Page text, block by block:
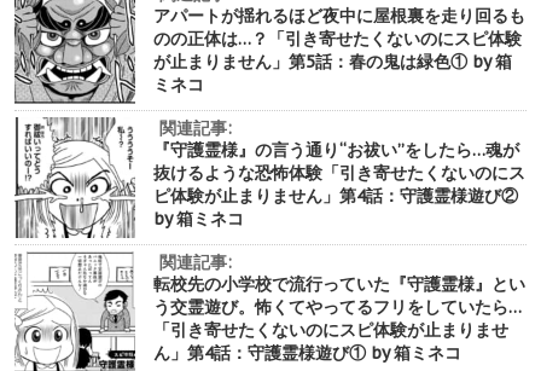
アパートが揺れるほど夜中に屋根裏を走り回るも
のの正体は…？「引き寄せたくないのにスピ体験
が止まりません」第5話：春の鬼は緑色① by 箱
ミネコ
関連記事:
『守護霊様』の言う通り“お祓い”をしたら…魂が
抜けるような恐怖体験「引き寄せたくないのにス
ピ体験が止まりません」第4話：守護霊様遊び②
by 箱ミネコ
関連記事:
転校先の小学校で流行っていた『守護霊様』とい
う交霊遊び。怖くてやってるフリをしていたら…
「引き寄せたくないのにスピ体験が止まりませ
ん」第4話：守護霊様遊び① by 箱ミネコ